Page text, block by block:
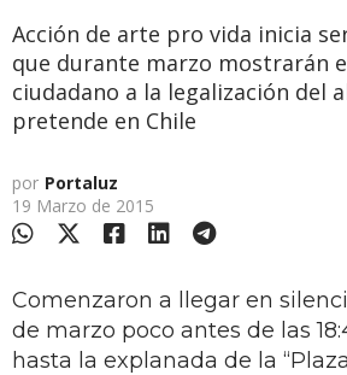
Acción de arte pro vida inicia
que durante marzo mostrarán
ciudadano a la legalización del
pretende en Chile
por Portaluz
19 Marzo de 2015
Comenzaron a llegar en
de marzo poco antes de las
hasta la explanada de la